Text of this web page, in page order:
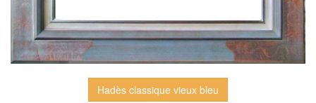
Hadès classique vieux bleu